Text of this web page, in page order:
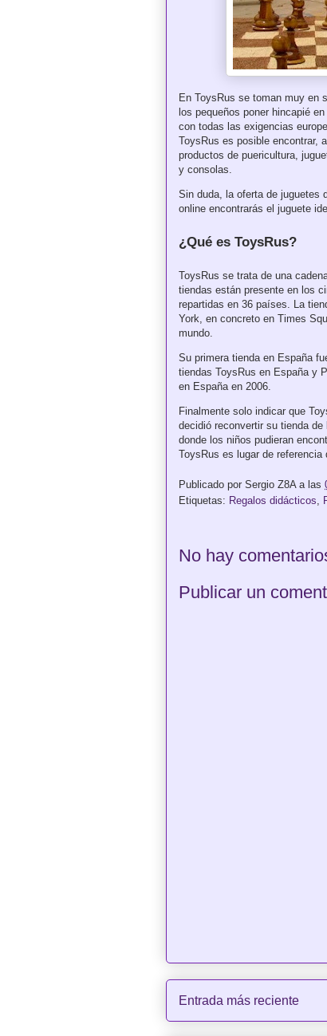
En ToysRus se toman muy en
los pequeños poner hincapié
con todas las exigencias
ToysRus es posible encontrar,
productos de puericultura,
y consolas.
Sin duda, la oferta de juguetes
online encontrarás el juguete
¿Qué es ToysRus?
ToysRus se trata de una
tiendas están presente en los
repartidas en 36 países. La
York, en concreto en Times
mundo.
Su primera tienda en España
tiendas ToysRus en España y
en España en 2006.
Finalmente solo indicar que
decidió reconvertir su tienda
donde los niños pudieran
ToysRus es lugar de
Publicado por Sergio Z8A a las
Etiquetas: Regalos didácticos,
No hay
Publicar un
Entrada más reciente